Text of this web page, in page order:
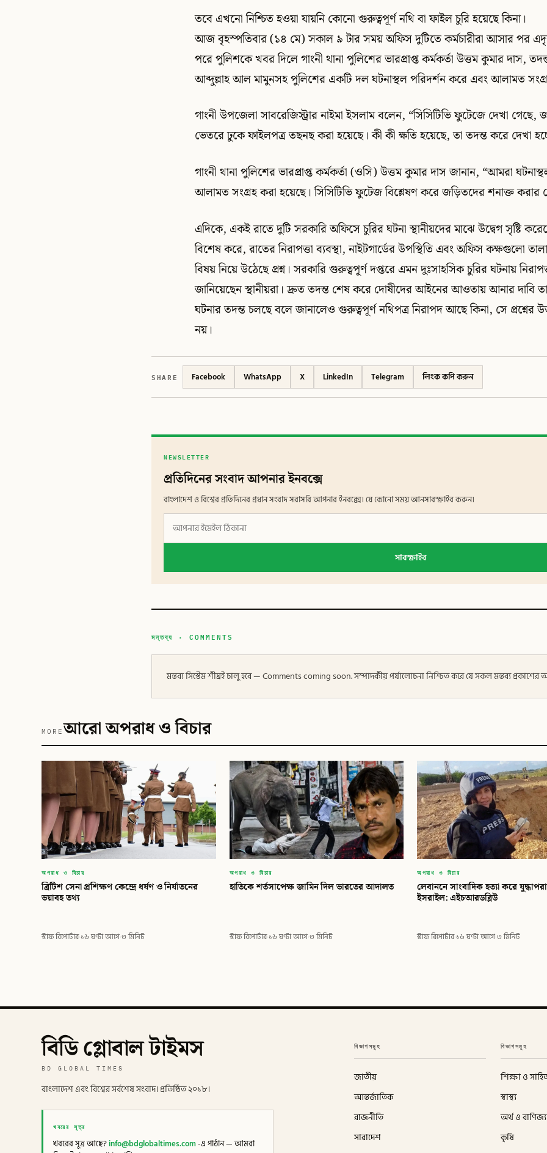
তবে এখনো নিশ্চিত হওয়া যায়নি কোনো গুরুত্বপূর্ণ নথি বা ফাইল চুরি হয়েছে কিনা।
আজ বৃহস্পতিবার (১৪ মে) সকাল ৯ টার সময় অফিস দুটিতে কর্মচারীরা আসার পর
পরে পুলিশকে খবর দিলে গাংনী থানা পুলিশের ভারপ্রাপ্ত কর্মকর্তা উত্তম কুমার দাস,
আব্দুল্লাহ আল মামুনসহ পুলিশের একটি দল ঘটনাস্থল পরিদর্শন করে এবং আলামত
গাংনী উপজেলা সাবরেজিস্ট্রার নাইমা ইসলাম বলেন, “সিসিটিভি ফুটেজে দেখা গেছে,
ভেতরে ঢুকে ফাইলপত্র তছনছ করা হয়েছে। কী কী ক্ষতি হয়েছে, তা তদন্ত করে দেখা
গাংনী থানা পুলিশের ভারপ্রাপ্ত কর্মকর্তা (ওসি) উত্তম কুমার দাস জানান, “আমরা
আলামত সংগ্রহ করা হয়েছে। সিসিটিভি ফুটেজ বিশ্লেষণ করে জড়িতদের শনাক্ত করার
এদিকে, একই রাতে দুটি সরকারি অফিসে চুরির ঘটনা স্থানীয়দের মাঝে উদ্বেগ সৃষ্টি
বিশেষ করে, রাতের নিরাপত্তা ব্যবস্থা, নাইটগার্ডের উপস্থিতি এবং অফিস কক্ষগুলো
বিষয় নিয়ে উঠেছে প্রশ্ন। সরকারি গুরুত্বপূর্ণ দপ্তরে এমন দুঃসাহসিক চুরির ঘটনায়
জানিয়েছেন স্থানীয়রা। দ্রুত তদন্ত শেষ করে দোষীদের আইনের আওতায় আনার দাবি
ঘটনার তদন্ত চলছে বলে জানালেও গুরুত্বপূর্ণ নথিপত্র নিরাপদ আছে কিনা, সে প্রশ্নের
নয়।
SHARE Facebook WhatsApp X LinkedIn Telegram লিংক কপি করুন
NEWSLETTER
প্রতিদিনের সংবাদ আপনার ইনবক্সে
বাংলাদেশ ও বিশ্বের প্রতিদিনের প্রধান সংবাদ সরাসরি আপনার ইনবক্সে। যে কোনো সময় আনসাবস্ক্রাইব করুন।
সাবস্ক্রাইব
মন্তব্য · COMMENTS
মন্তব্য সিস্টেম শীঘ্রই চালু হবে — Comments coming soon. সম্পাদকীয় পর্যালোচনা নিশ্চিত করে যে সকল মন্তব্য
MOREআরো অপরাধ ও বিচার
অপরাধ ও বিচার
ব্রিটিশ সেনা প্রশিক্ষণ কেন্দ্রে ধর্ষণ ও নির্যাতনের
ভয়াবহ তথ্য
স্টাফ রিপোর্টার·১৬ ঘণ্টা আগে·৩ মিনিট
অপরাধ ও বিচার
হাতিকে শর্তসাপেক্ষ জামিন দিল ভারতের আদালত
স্টাফ রিপোর্টার·১৬ ঘণ্টা আগে·৩ মিনিট
অপরাধ ও বিচার
লেবাননে সাংবাদিক হত্যা করে
ইসরাইল: এইচআরডব্লিউ
স্টাফ রিপোর্টার·১৬ ঘণ্টা আগে·৩ মিনিট
বিডি গ্লোবাল টাইমস
BD GLOBAL TIMES
বাংলাদেশ এবং বিশ্বের সর্বশেষ সংবাদ। প্রতিষ্ঠিত ২০১৮।
খবরের সূত্র
খবরের সূত্র আছে?info@bdglobaltimes.com-এ পাঠান — আমরা
বিভাগসমূহ
জাতীয়
আন্তর্জাতিক
রাজনীতি
সারাদেশ
বিভাগসমূহ
শিক্ষা ও
স্বাস্থ্য
অর্থ ও বাণিজ্য
কৃষি